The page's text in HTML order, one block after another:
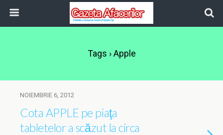
Tags › Apple
NOIEMBRIE 6, 2012
Cota APPLE pe piaţa
tabletelor a scăzut la circa